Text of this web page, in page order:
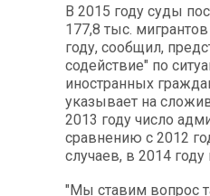
В 2015 году суды
177,8 тыс.
году, сообщил,
содействие" по
иностранных
указывает на
2013 году число
сравнению с 2012
случаев, в 2014
"Мы ставим вопрос